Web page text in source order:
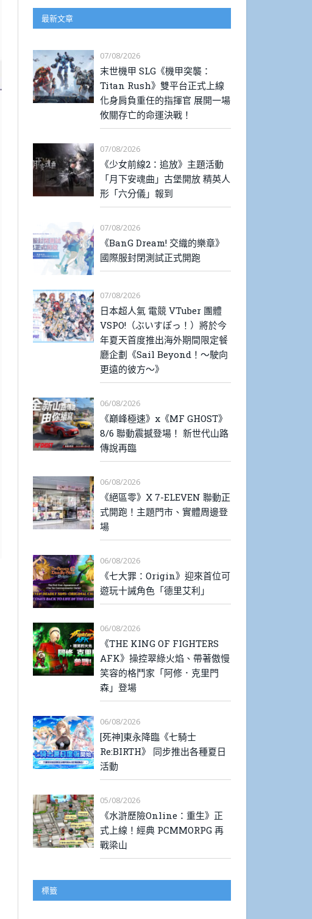
最新文章
07/08/2026
末世機甲 SLG《機甲突襲：
Titan Rush》雙平台正式上線
化身肩負重任的指揮官 展開一場
攸關存亡的命運決戰！
07/08/2026
《少女前線2：追放》主題活動
「月下安魂曲」古堡開放 精英人
形「六分儀」報到
07/08/2026
《BanG Dream! 交織的樂章》
國際服封閉測試正式開跑
07/08/2026
日本超人氣 電競 VTuber 團體
VSPO!（ぶいすぽっ！）將於今
年夏天首度推出海外期間限定餐
廳企劃《Sail Beyond！～駛向
更遠的彼方～》
06/08/2026
《巔峰極速》x《MF GHOST》
8/6 聯動震撼登場！ 新世代山路
傳說再臨
06/08/2026
《絕區零》X 7-ELEVEN 聯動正
式開跑！主題門市、實體周邊登
場
06/08/2026
《七大罪：Origin》迎來首位可
遊玩十誡角色「德里艾利」
06/08/2026
《THE KING OF FIGHTERS
AFK》操控翠綠火焰、帶著傲慢
笑容的格鬥家「阿修．克里門
森」登場
06/08/2026
[死神]東永降臨《七騎士
Re:BIRTH》 同步推出各種夏日
活動
05/08/2026
《水滸歷險Online：重生》正
式上線！經典 PCMMORPG 再
戰梁山
標籤